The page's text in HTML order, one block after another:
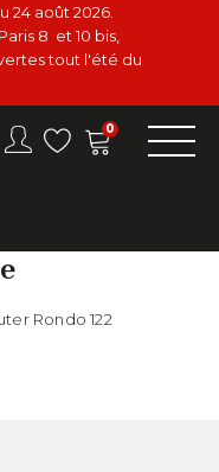
24 août 2026.
8 et 10 bis,
tout l'été du
0
Rondo 122